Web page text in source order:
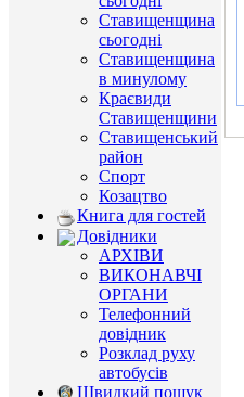
Ставищенщина
сьогодні
Ставищенщина
в минулому
Краєвиди
Ставищенщини
Ставищенський
район
Спорт
Козацтво
Книга для гостей
Довідники
АРХІВИ
ВИКОНАВЧІ
ОРГАНИ
Телефонний
довідник
Розклад руху
автобусів
Швидкий пошук